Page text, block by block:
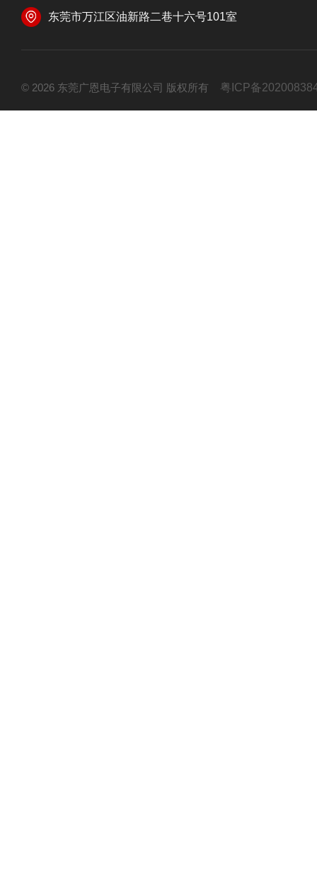
东莞市万江区油新路二巷十六号101室
© 2026 东莞广恩电子有限公司 版权所有 粤ICP备